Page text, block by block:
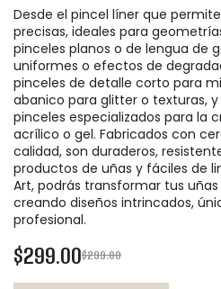
Desde el pincel líner que permite trazar líneas extra-finas y
precisas, ideales para
pinceles planos o de lengua de
uniformes o efectos de
pinceles de detalle corto para
abanico para glitter o texturas,
pinceles especializados para la
acrílico o gel. Fabricados con
calidad, son duraderos,
productos de uñas y fáciles de
Art, podrás transformar tus
creando diseños intrincados,
profesional.
$299.00$299.00